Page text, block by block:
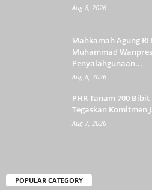
Aug 8, 2026
Mahkamah Agung RI
Muhammad
Penyalahgunaan...
Aug 8, 2026
PHR Tanam 700
Tegaskan Komitmen
Aug 7, 2026
POPULAR CATEGORY